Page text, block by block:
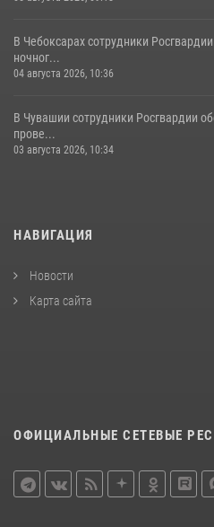
В Чебоксарах сотрудники
ночног...
04 августа 2026, 10:36
В Чувашии сотрудники Росгвардии
прове...
03 августа 2026, 10:34
НАВИГАЦИЯ
Новости
Карта сайта
ОФИЦИАЛЬНЫЕ СЕТЕВЫЕ